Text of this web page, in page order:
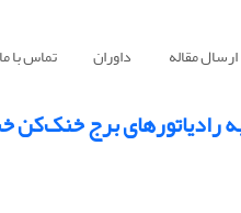
ارسال مقاله داوران تماس با ما
به رادیاتورهای برج